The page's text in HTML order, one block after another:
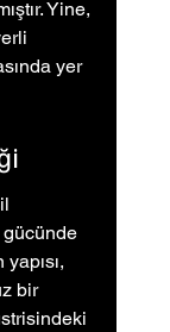
Yine,
yer
gücünde
bir